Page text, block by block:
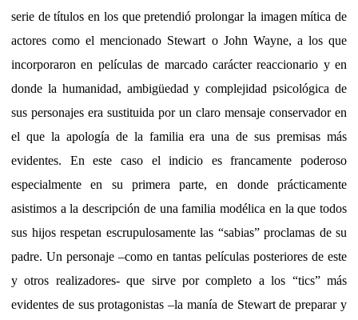
serie de títulos en los que pretendió prolongar la imagen mítica de
actores como el mencionado Stewart o John Wayne, a los que
incorporaron en películas de marcado carácter reaccionario y en
donde la humanidad, ambigüedad y complejidad psicológica de
sus personajes era sustituida por un claro mensaje conservador en
el que la apología de la familia era una de sus premisas más
evidentes. En este caso el indicio es francamente poderoso
especialmente en su primera parte, en donde prácticamente
asistimos a la descripción de una familia modélica en la que todos
sus hijos respetan escrupulosamente las “sabias” proclamas de su
padre. Un personaje –como en tantas películas posteriores de este
y otros realizadores- que sirve por completo a los “tics” más
evidentes de sus protagonistas –la manía de Stewart de preparar y